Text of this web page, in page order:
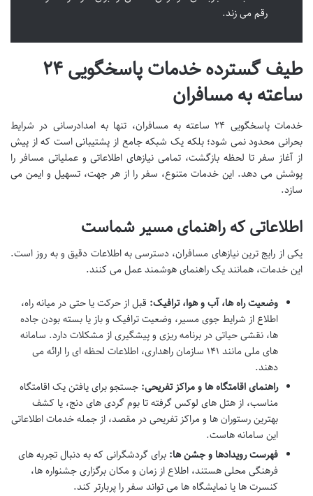
رقم می زند.
طیف گسترده خدمات پاسخگویی ۲۴
ساعته به مسافران
خدمات پاسخگویی ۲۴ ساعته به مسافران، تنها به امدادرسانی در شرایط
بحرانی محدود نمی شود؛ بلکه یک شبکه جامع از پشتیبانی است که از پیش
از آغاز سفر تا لحظه بازگشت، تمامی نیازهای اطلاعاتی و عملیاتی مسافر را
پوشش می دهد. این خدمات متنوع، سفر را از هر جهت، تسهیل و ایمن می
سازد.
اطلاعاتی که راهنمای مسیر شماست
یکی از رایج ترین نیازهای مسافران، دسترسی به اطلاعات دقیق و به روز است.
این خدمات، همانند یک راهنمای هوشمند عمل می کنند.
وضعیت راه ها، آب و هوا، ترافیک: قبل از حرکت یا حتی در میانه راه،
اطلاع از شرایط جوی مسیر، وضعیت ترافیک و باز یا بسته بودن جاده
ها، نقشی حیاتی در برنامه ریزی و پیشگیری از مشکلات دارد. سامانه
های ملی مانند ۱۴۱ سازمان راهداری، اطلاعات لحظه ای را ارائه می
دهند.
راهنمای اقامتگاه ها و مراکز تفریحی: جستجو برای یافتن یک اقامتگاه
مناسب، از هتل های لوکس گرفته تا بوم گردی های دنج، یا کشف
بهترین رستوران ها و مراکز تفریحی در مقصد، از جمله خدمات اطلاعاتی
این سامانه هاست.
فهرست رویدادها و جشن ها: برای گردشگرانی که به دنبال تجربه های
فرهنگی محلی هستند، اطلاع از زمان و مکان برگزاری جشنواره ها،
کنسرت ها یا نمایشگاه ها می تواند سفر را پربارتر کند.